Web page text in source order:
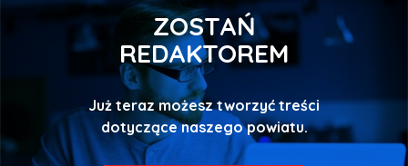
ZOSTAŃ
REDAKTOREM
Już teraz możesz tworzyć treści
dotyczące naszego powiatu.